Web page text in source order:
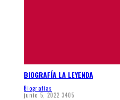
BIOGRAFÍA LA LEYENDA
Biografias
junio 5, 2022 3405